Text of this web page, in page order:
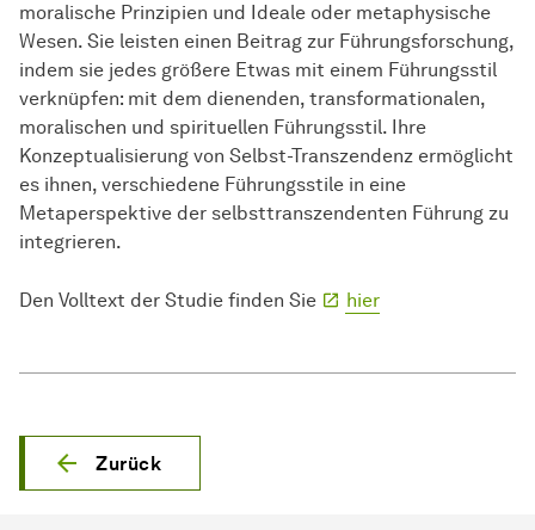
moralische Prinzipien und Ideale oder metaphysische
Wesen. Sie leisten einen Beitrag zur Führungsforschung,
indem sie jedes größere Etwas mit einem Führungsstil
verknüpfen: mit dem dienenden, transformationalen,
moralischen und spirituellen Führungsstil. Ihre
Konzeptualisierung von Selbst-Transzendenz ermöglicht
es ihnen, verschiedene Führungsstile in eine
Metaperspektive der selbsttranszendenten Führung zu
integrieren.
Den Volltext der Studie finden Sie hier
Zurück